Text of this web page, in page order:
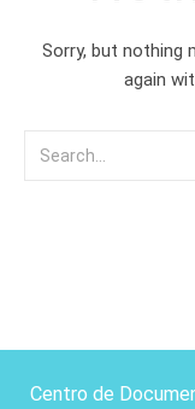
Sorry, but nothing
again
Centro de